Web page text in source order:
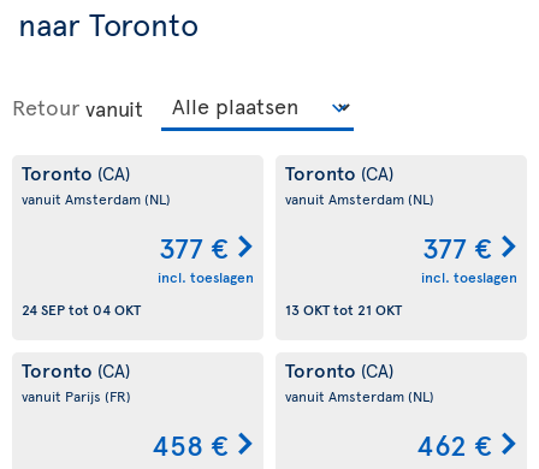
naar Toronto
Retour vanuit
Toronto (CA)
vanuit Amsterdam(NL)
377 €
incl. toeslagen
24 SEPtot 04 OKT
Toronto (CA)
vanuit Amsterdam(NL)
377 €
incl. toeslagen
13 OKTtot 21 OKT
Toronto (CA)
vanuit Parijs (FR)
458 €
Toronto (CA)
vanuit Amsterdam(NL)
462 €